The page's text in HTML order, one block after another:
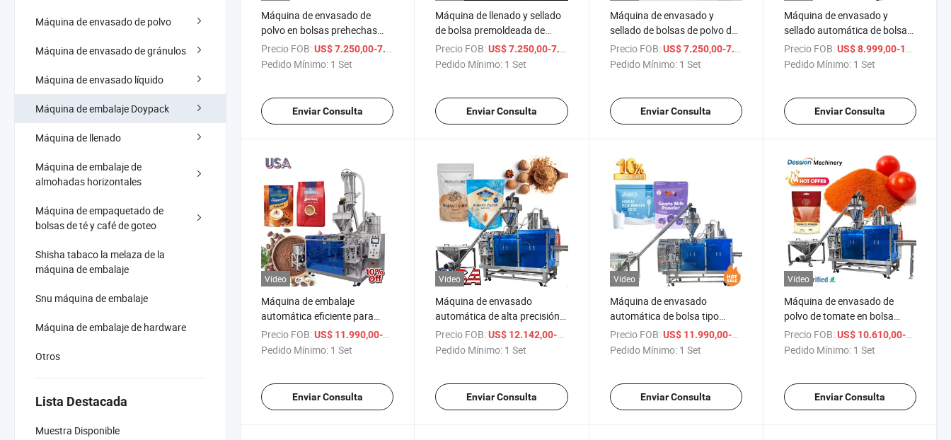
Máquina de envasado de polvo
Máquina de envasado de gránulos
Máquina de envasado líquido
Máquina de embalaje Doypack
Máquina de llenado
Máquina de embalaje de
almohadas horizontales
Máquina de empaquetado de
bolsas de té y café de goteo
Shisha tabaco la melaza de la
máquina de embalaje
Snu máquina de embalaje
Máquina de embalaje de hardware
Otros
Lista Destacada
Muestra Disponible
Máquina de envasado de
polvo en bolsas prehechas
horizontal totalmente
automática para envasado de
Precio FOB:US$ 7.250,00-7.650,00
/ Set
Pedido Mínimo: 1 Set
Enviar Consulta
Máquina de llenado y sellado
de bolsa premoldeada de
polvo de matcha de alta
velocidad para envasar té
Precio FOB: US$ 7.250,00-7.650,00
/ Set
Pedido Mínimo: 1 Set
Enviar Consulta
Máquina de envasado y
sellado de bolsas de polvo de
matcha automático para
250g 500g 100g máquina de
Precio FOB: US$ 7.250,00-7.650,00
/ Set
Pedido Mínimo: 1 Set
Enviar Consulta
Máquina de envasado y
sellado automática de bolsas
premontadas tipo doypack
para alimentos, especias en
Precio FOB: US$ 8.999,00-15.899,00
Pedido Mínimo: 1 Set
Enviar Consulta
Vídeo
Máquina de embalaje
automática eficiente para
bolsas de pouch
premontadas de polvo seco
Precio FOB:US$ 11.990,00-14.273,00
/ Set
Pedido Mínimo: 1 Set
Enviar Consulta
Vídeo
Máquina de envasado
automática de alta precisión
para bolsas premontadas de
harina de almendra, máquina
jengibre y polvo de leche de
soja
Precio FOB: US$ 12.142,00-17.500,00
/ Set
Pedido Mínimo: 1 Set
Enviar Consulta
Vídeo
Máquina de envasado
automática de bolsa tipo
doypack con cremallera para
leche en polvo, máquina de
proteína y leche de soja
Precio FOB: US$ 11.990,00-15.999,00
/ Set
Pedido Mínimo: 1 Set
Enviar Consulta
Vídeo
Máquina de envasado de
polvo de tomate en bolsa
Doypack 1gram a 500gram
Precio FOB: US$ 10.610,00-16.610,00
Pedido Mínimo: 1 Set
Enviar Consulta